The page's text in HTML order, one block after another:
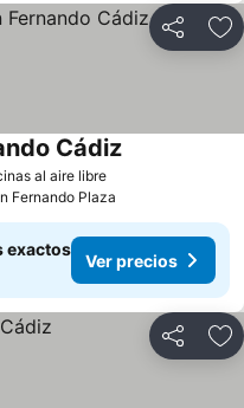
Compartir
al aire libre
Cádiz
Fernando Plaza
exactos
Ver precios
Compartir